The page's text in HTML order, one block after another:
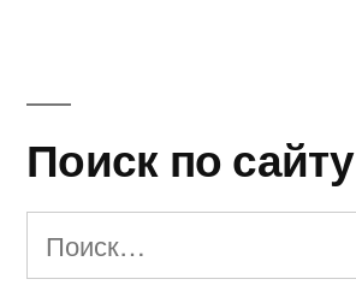
Поиск по сайту
Найти: